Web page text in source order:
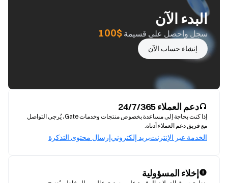
البدء الآن
سجل واحصل على قسيمة $100
إنشاء حساب الآن
دعم العملاء 24/7/365
إذا كنت بحاجة إلى مساعدة بخصوص منتجات وخدمات Gate، يُرجى التواصل
مع فريق دعم العملاء أدناه.
الخدمة عبر الإنترنتبريد إلكترونيإرسال محتوى التذكرة
إخلاء المسؤولية